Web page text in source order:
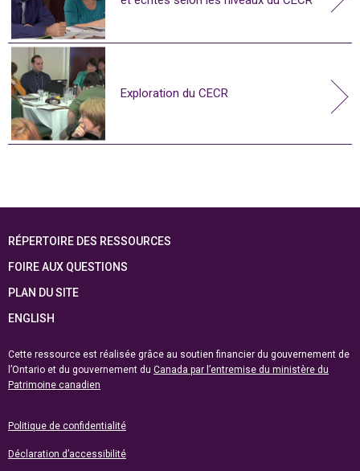
Exploration du CECR
RÉPERTOIRE DES RESSOURCES
FOIRE AUX QUESTIONS
PLAN DU SITE
ENGLISH
Cette ressource est réalisée grâce au soutien financier du gouvernement de
l’Ontario et du gouvernement du Canada par l’entremise du ministère du
Patrimoine canadien
Politique de confidentialité
Déclaration d’accessibilité